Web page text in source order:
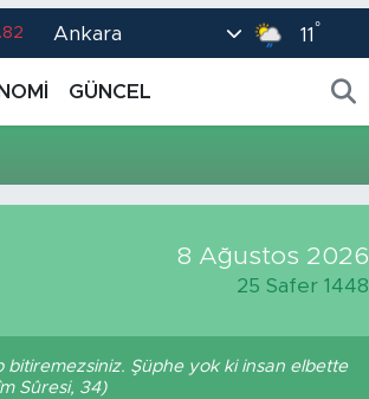
Ankara 11 °
GÜNCEL
8 Ağustos 2026
25 Safer 1448
bitiremezsiniz. Şüphe yok ki insan elbette
Sûresi, 34)